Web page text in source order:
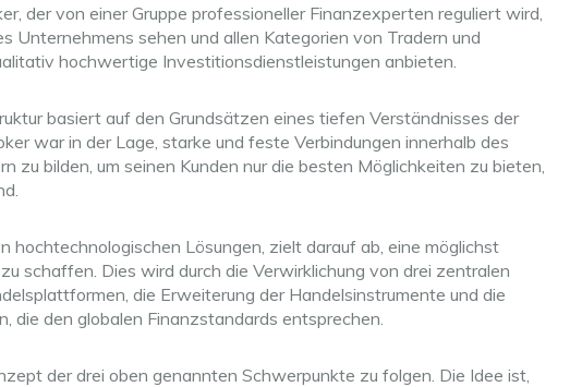
der von einer Gruppe professioneller Finanzexperten reguliert wird,
Unternehmens sehen und allen Kategorien von Tradern und
hochwertige Investitionsdienstleistungen anbieten.
basiert auf den Grundsätzen eines tiefen Verständnisses der
war in der Lage, starke und feste Verbindungen innerhalb des
zu bilden, um seinen Kunden nur die besten Möglichkeiten zu bieten,
hochtechnologischen Lösungen, zielt darauf ab, eine möglichst
schaffen. Dies wird durch die Verwirklichung von drei zentralen
die Erweiterung der Handelsinstrumente und die
die den globalen Finanzstandards entsprechen.
der drei oben genannten Schwerpunkte zu folgen. Die Idee ist,